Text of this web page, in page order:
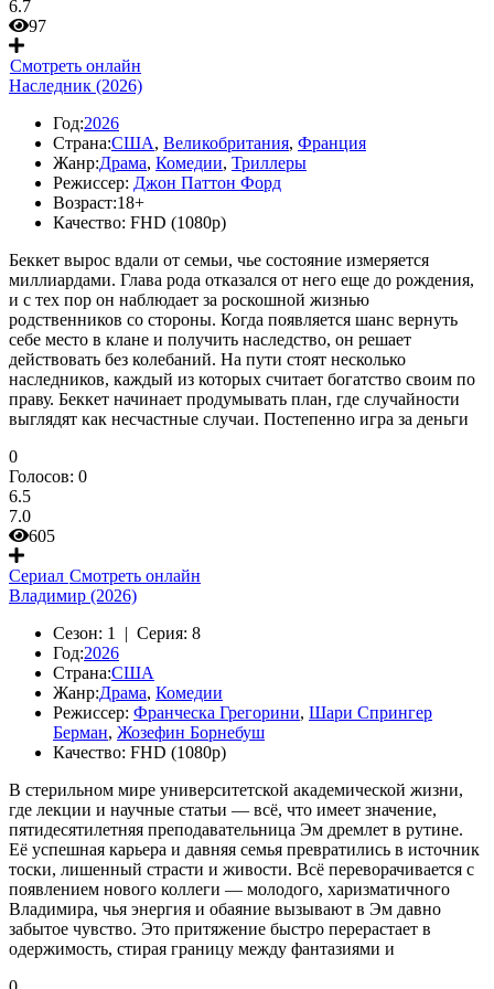
6.7
97
Смотреть онлайн
Наследник (2026)
Год:2026
Страна:США, Великобритания, Франция
Жанр:Драма, Комедии, Триллеры
Режиссер: Джон Паттон Форд
Возраст:18+
Качество: FHD (1080p)
Беккет вырос вдали от семьи, чье состояние измеряется
миллиардами. Глава рода отказался от него еще до рождения,
и с тех пор он наблюдает за роскошной жизнью
родственников со стороны. Когда появляется шанс вернуть
себе место в клане и получить наследство, он решает
действовать без колебаний. На пути стоят несколько
наследников, каждый из которых считает богатство своим по
праву. Беккет начинает продумывать план, где случайности
выглядят как несчастные случаи. Постепенно игра за деньги
0
Голосов: 0
6.5
7.0
605
Сериал Смотреть онлайн
Владимир (2026)
Сезон: 1 | Серия: 8
Год:2026
Страна:США
Жанр:Драма, Комедии
Режиссер: Франческа Грегорини, Шари Спрингер
Берман, Жозефин Борнебуш
Качество: FHD (1080p)
В стерильном мире университетской академической жизни,
где лекции и научные статьи — всё, что имеет значение,
пятидесятилетняя преподавательница Эм дремлет в рутине.
Её успешная карьера и давняя семья превратились в источник
тоски, лишенный страсти и живости. Всё переворачивается с
появлением нового коллеги — молодого, харизматичного
Владимира, чья энергия и обаяние вызывают в Эм давно
забытое чувство. Это притяжение быстро перерастает в
одержимость, стирая границу между фантазиями и